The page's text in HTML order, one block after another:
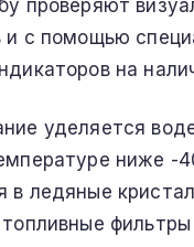
проверяют
и с помощью
на
уделяется
ниже -
в ледяные